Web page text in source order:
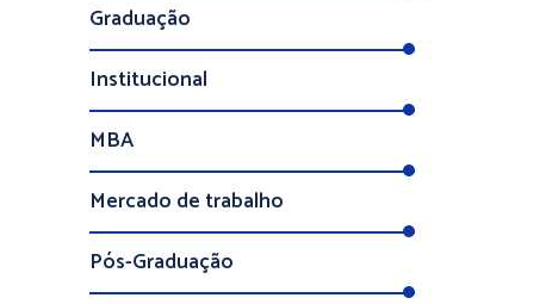
Graduação
Institucional
MBA
Mercado de trabalho
Pós-Graduação